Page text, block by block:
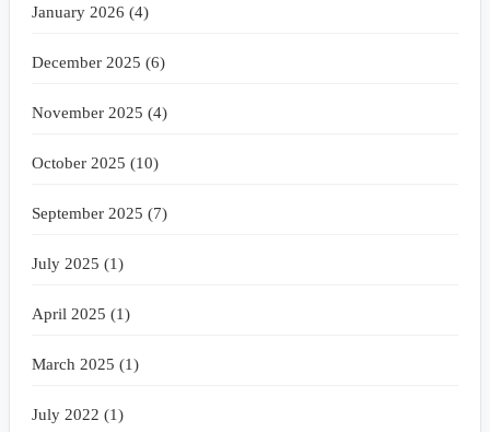
January 2026 (4)
December 2025 (6)
November 2025 (4)
October 2025 (10)
September 2025 (7)
July 2025 (1)
April 2025 (1)
March 2025 (1)
July 2022 (1)